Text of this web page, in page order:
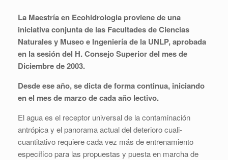
La Maestría en Ecohidrologia proviene de una
iniciativa conjunta de las Facultades de Ciencias
Naturales y Museo e Ingeniería de la UNLP, aprobada
en la sesión del H. Consejo Superior del mes de
Diciembre de 2003.
Desde ese año, se dicta de forma continua, iniciando
en el mes de marzo de cada año lectivo.
El agua es el receptor universal de la contaminación
antrópica y el panorama actual del deterioro cuali-
cuantitativo requiere cada vez más de entrenamiento
específico para las propuestas y puesta en marcha de